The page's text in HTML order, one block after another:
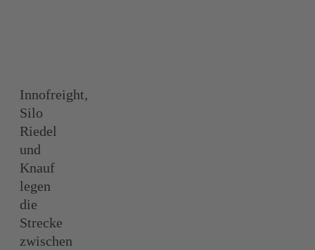
Innofreight,
Silo
Riedel
und
Knauf
legen
die
Strecke
zwischen